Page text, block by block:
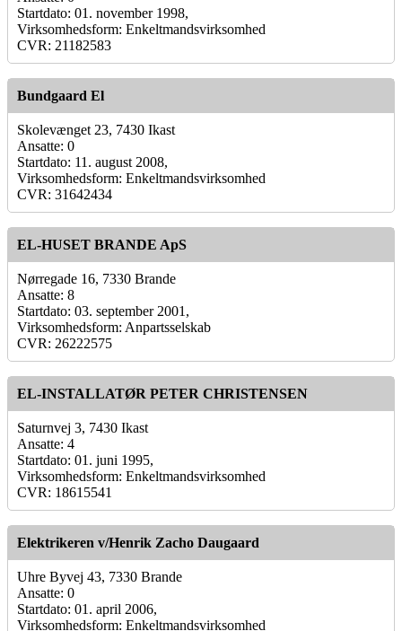
Startdato: 01. november 1998,
Virksomhedsform: Enkeltmandsvirksomhed
CVR: 21182583
Bundgaard El
Skolevænget 23, 7430 Ikast
Ansatte: 0
Startdato: 11. august 2008,
Virksomhedsform: Enkeltmandsvirksomhed
CVR: 31642434
EL-HUSET BRANDE ApS
Nørregade 16, 7330 Brande
Ansatte: 8
Startdato: 03. september 2001,
Virksomhedsform: Anpartsselskab
CVR: 26222575
EL-INSTALLATØR PETER CHRISTENSEN
Saturnvej 3, 7430 Ikast
Ansatte: 4
Startdato: 01. juni 1995,
Virksomhedsform: Enkeltmandsvirksomhed
CVR: 18615541
Elektrikeren v/Henrik Zacho Daugaard
Uhre Byvej 43, 7330 Brande
Ansatte: 0
Startdato: 01. april 2006,
Virksomhedsform: Enkeltmandsvirksomhed